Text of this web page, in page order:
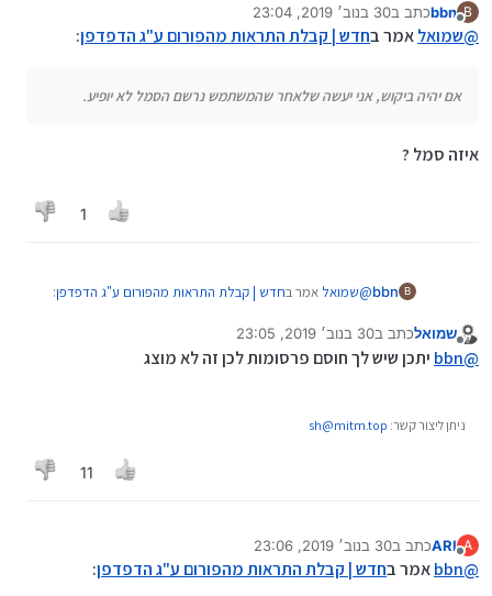
תורגמו האפשרות בלחצן.
אם יהיה ביקוש, אני יעשה שלאחר שהמשתמש
אלא באותו דף שאתם נמצאים בפורום
B
bbnכתב ב30 בנוב׳ 2019, 23:04
נערך לאחרונה על ידי
@שמואלאמר בחדש | קבלת התראות מהפורום ע"ג הדפדפן:
אם יהיה ביקוש, אני יעשה שלאחר שהמשתמש נרשם הסמל לא יופיע.
איזה סמל ?
1
B
bbn
@שמואל אמר בחדש | קבלת התראות מהפורום ע"ג הדפדפן:
אם יהיה ביקוש, אני יעשה שלאחר שהמשתמש נרשם הסמל
מנותק
שמואלכתב ב30 בנוב׳ 2019, 23:05
נערך לאחרונה על ידי
@
bbn יתכן שיש לך חוסם פרסומות לכן זה לא מוצג
ניתן ליצור קשר: sh@mitm.top
11
A
מנותק
ARIכתב ב30 בנוב׳ 2019, 23:06
נערך לאחרונה על ידי
@
bbnאמר בחדש | קבלת התראות מהפורום ע"ג הדפדפן: